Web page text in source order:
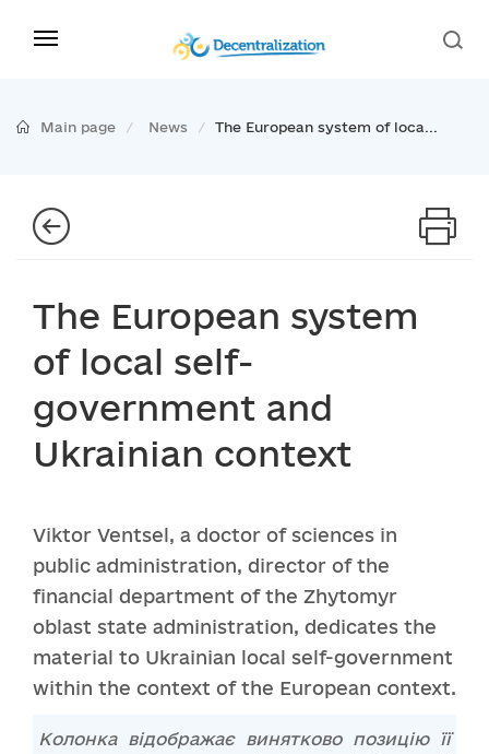
Main page News The European system of loca...
The European system
of local self-
government and
Ukrainian context
Viktor Ventsel, a doctor of sciences in
public administration, director of the
financial department of the Zhytomyr
oblast state administration, dedicates the
material to Ukrainian local self-government
within the context of the European context.
Колонка відображає винятково позицію її